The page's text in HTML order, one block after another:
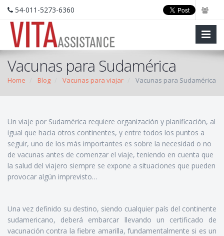
54-011-5273-6360
Vacunas para Sudamérica
Home Blog Vacunas para viajar Vacunas para Sudamérica
Un viaje por Sudamérica requiere organización y planificación, al
igual que hacia otros continentes, y entre todos los puntos a
seguir, uno de los más importantes es sobre la necesidad o no
de vacunas antes de comenzar el viaje, teniendo en cuenta que
la salud del viajero siempre se expone a situaciones que pueden
provocar algún imprevisto…
Una vez definido su destino, siendo cualquier país del continente
sudamericano, deberá embarcar llevando un certificado de
vacunación contra la fiebre amarilla, fundamentalmente si es un